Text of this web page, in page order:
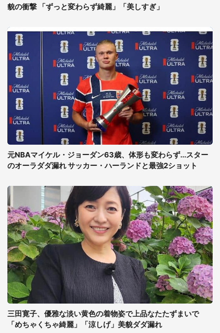
貌の衝撃 「ずっと変わらず綺麗」「美しすぎ」
元NBAマイケル・ジョーダン63歳、体形も変わらず...スター
のオーラダダ漏れ サッカー・ハーランドと最強2ショット
三田寛子、優雅な淡い黄色の着物姿で上品なたたずまいで
「めちゃくちゃ綺麗」「涼しげ」美貌ダダ漏れ